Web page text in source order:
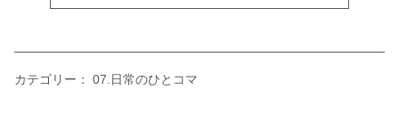
カテゴリー： 07.日常のひとコマ